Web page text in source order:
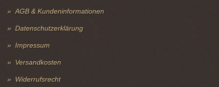
AGB & Kundeninformationen
Datenschutzerklärung
Impressum
Versandkosten
Widerrufsrecht